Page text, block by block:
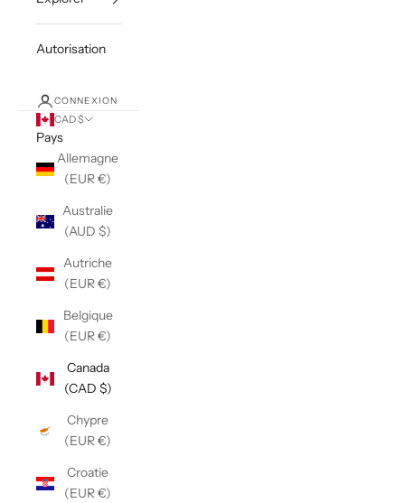
Autorisation
CONNEXION
CAD $
Pays
Allemagne
(EUR €)
Australie
(AUD $)
Autriche
(EUR €)
Belgique
(EUR €)
Canada
(CAD $)
Chypre
(EUR €)
Croatie
(EUR €)